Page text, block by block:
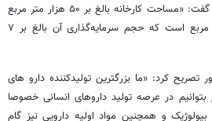
رویان دارو در حاشیه این مراسم گفت: «مساحت کارخانه بالغ بر ۵۰ هزار متر مربع
و مساحت زیر بنا ۲۰ هزار متر مربع است که حجم سرمایه‌گذاری آن بالغ بر ۷
تصریح کرد: «ما بزرگترین تولیدکننده دارو های
در عرصه تولید داروهای انسانی خصوصا
و همچنین مواد اولیه دارویی نیز گام